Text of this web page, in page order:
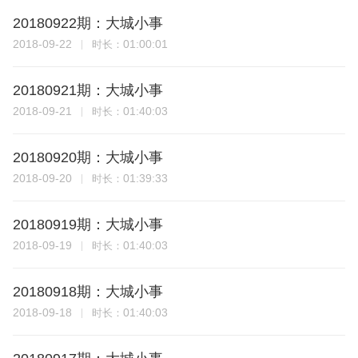
20180922期：大城小事
2018-09-22 时长： 01:00:01
20180921期：大城小事
2018-09-21 时长： 01:40:03
20180920期：大城小事
2018-09-20 时长： 01:39:33
20180919期：大城小事
2018-09-19 时长： 01:40:03
20180918期：大城小事
2018-09-18 时长： 01:40:03